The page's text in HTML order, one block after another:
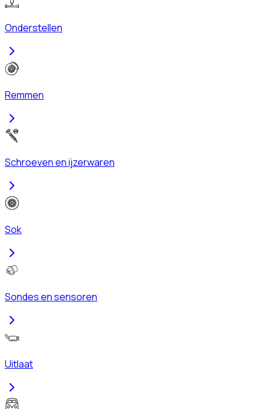
Onderstellen
Remmen
Schroeven en ijzerwaren
Sok
Sondes en sensoren
Uitlaat